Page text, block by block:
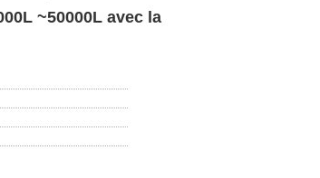
~50000L avec la